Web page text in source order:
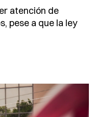
atención de
pese a que la ley